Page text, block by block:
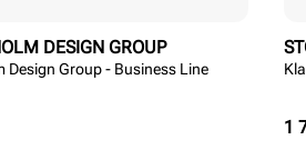
DESIGN GROUP
Design Group - Business Line
1